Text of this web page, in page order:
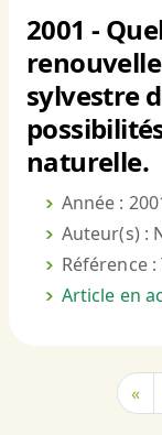
2001 -
sylvestre
naturelle.
Année :
Auteur(s) :
Référence :
Article en
«